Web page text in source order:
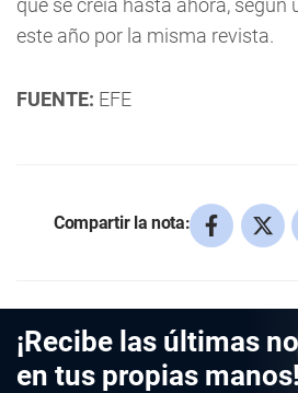
que se creía hasta ahora, según
este año por la misma revista.
FUENTE: EFE
Compartir la nota:
¡Recibe las últimas
en tus propias manos!